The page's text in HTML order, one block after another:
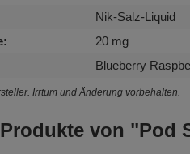
Nik-Salz-Liquid
20 mg
Blueberry
Irrtum und Änderung vorbehalten.
von "Pod